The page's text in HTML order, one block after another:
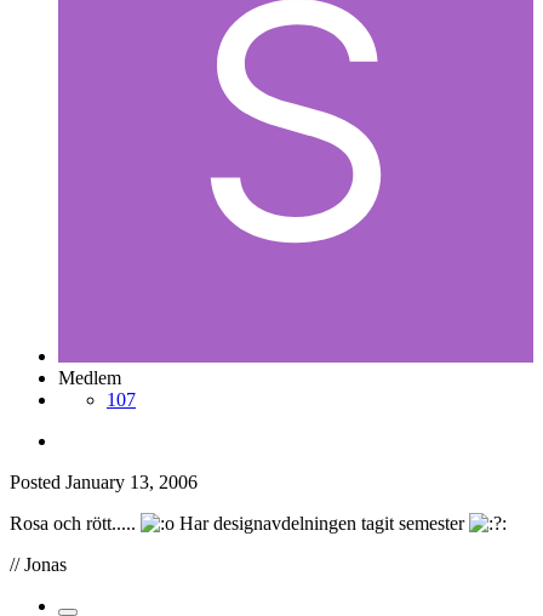
Medlem
107
Posted January 13, 2006
Rosa och rött.....
Har designavdelningen tagit semester
// Jonas